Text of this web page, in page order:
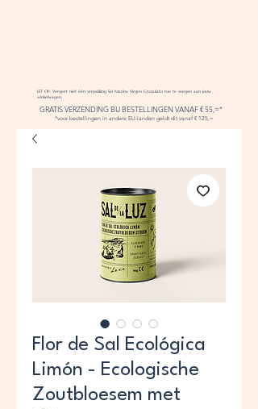
LET OP: Vergeet niet één verpakking Sal Marina Virgen Granulato toe te voegen aan jouw
winkelwagen.
GRATIS VERZENDING BIJ BESTELLINGEN VANAF € 55,=*
*voor bestellingen in andere EU-landen geldt dit vanaf € 125,=
Flor de Sal Ecológica
Limón - Ecologische
Zoutbloesem met